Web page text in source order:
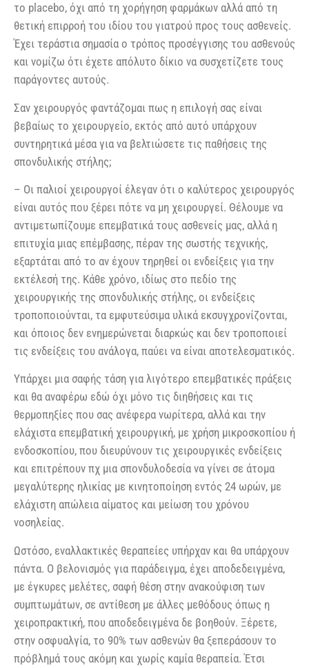
το placebo, όχι από τη χορήγηση φαρμάκων αλλά από τη
θετική επιρροή του ιδίου του γιατρού προς τους ασθενείς.
Έχει τεράστια σημασία ο τρόπος προσέγγισης του ασθενούς
και νομίζω ότι έχετε απόλυτο δίκιο να συσχετίζετε τους
παράγοντες αυτούς.
Σαν χειρουργός φαντάζομαι πως η επιλογή σας είναι
βεβαίως το χειρουργείο, εκτός από αυτό υπάρχουν
συντηρητικά μέσα για να βελτιώσετε τις παθήσεις της
σπονδυλικής στήλης;
– Οι παλιοί χειρουργοί έλεγαν ότι ο καλύτερος χειρουργός
είναι αυτός που ξέρει πότε να μη χειρουργεί. Θέλουμε να
αντιμετωπίζουμε επεμβατικά τους ασθενείς μας, αλλά η
επιτυχία μιας επέμβασης, πέραν της σωστής τεχνικής,
εξαρτάται από το αν έχουν τηρηθεί οι ενδείξεις για την
εκτέλεσή της. Κάθε χρόνο, ιδίως στο πεδίο της
χειρουργικής της σπονδυλικής στήλης, οι ενδείξεις
τροποποιούνται, τα εμφυτεύσιμα υλικά εκσυγχρονίζονται,
και όποιος δεν ενημερώνεται διαρκώς και δεν τροποποιεί
τις ενδείξεις του ανάλογα, παύει να είναι αποτελεσματικός.
Υπάρχει μια σαφής τάση για λιγότερο επεμβατικές πράξεις
και θα αναφέρω εδώ όχι μόνο τις διηθήσεις και τις
θερμοπηξίες που σας ανέφερα νωρίτερα, αλλά και την
ελάχιστα επεμβατική χειρουργική, με χρήση μικροσκοπίου ή
ενδοσκοπίου, που διευρύνουν τις χειρουργικές ενδείξεις
και επιτρέπουν πχ μια σπονδυλοδεσία να γίνει σε άτομα
μεγαλύτερης ηλικίας με κινητοποίηση εντός 24 ωρών, με
ελάχιστη απώλεια αίματος και μείωση του χρόνου
νοσηλείας.
Ωστόσο, εναλλακτικές θεραπείες υπήρχαν και θα υπάρχουν
πάντα. Ο βελονισμός για παράδειγμα, έχει αποδεδειγμένα,
με έγκυρες μελέτες, σαφή θέση στην ανακούφιση των
συμπτωμάτων, σε αντίθεση με άλλες μεθόδους όπως η
χειροπρακτική, που αποδεδειγμένα δε βοηθούν. Ξέρετε,
στην οσφυαλγία, το 90% των ασθενών θα ξεπεράσουν το
πρόβλημά τους ακόμη και χωρίς καμία θεραπεία. Έτσι